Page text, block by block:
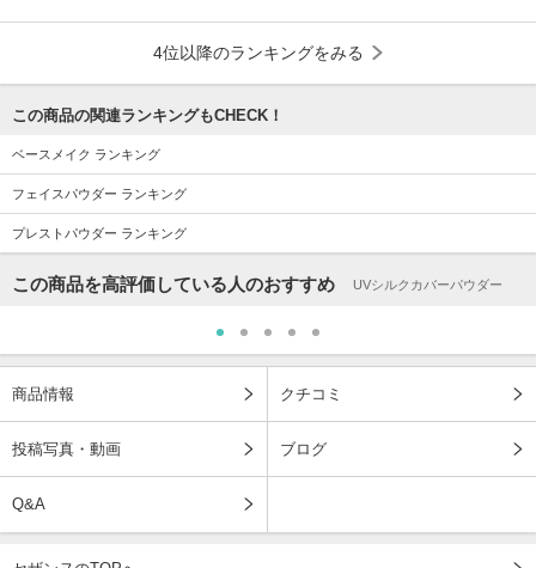
4位以降のランキングをみる
この商品の関連ランキングもCHECK！
ベースメイク ランキング
フェイスパウダー ランキング
プレストパウダー ランキング
この商品を高評価している人のおすすめ UVシルクカバーパウダー
商品情報 クチコミ
投稿写真・動画 ブログ
Q&A